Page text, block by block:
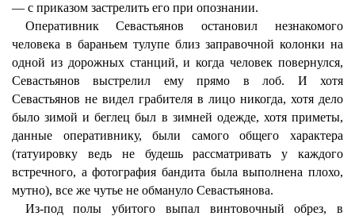
— с приказом застрелить его при опознании.
Оперативник Севастьянов остановил незнакомого
человека в бараньем тулупе близ заправочной колонки на
одной из дорожных станций, и когда человек повернулся,
Севастьянов выстрелил ему прямо в лоб. И хотя
Севастьянов не видел грабителя в лицо никогда, хотя дело
было зимой и беглец был в зимней одежде, хотя приметы,
данные оперативнику, были самого общего характера
(татуировку ведь не будешь рассматривать у каждого
встречного, а фотография бандита была выполнена плохо,
мутно), все же чутье не обмануло Севастьянова.
Из-под полы убитого выпал винтовочный обрез, в